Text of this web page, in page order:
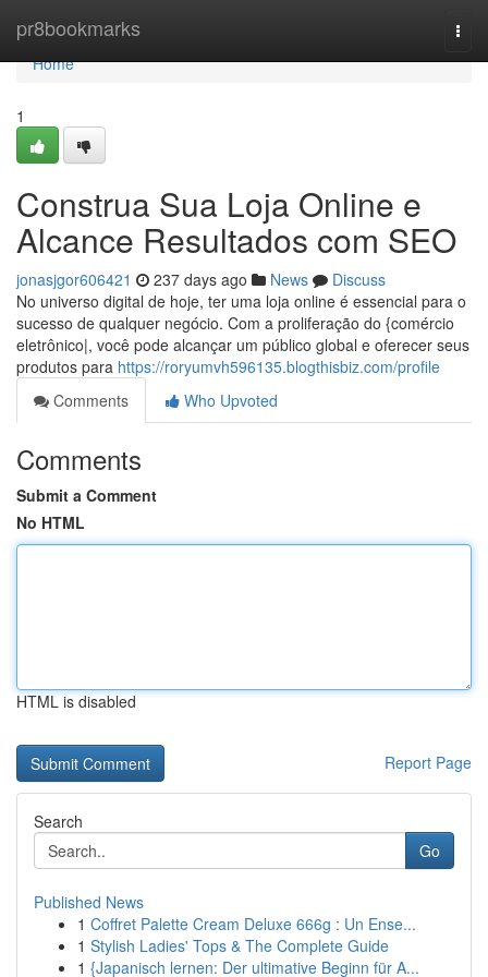
pr8bookmarks
Home
Home
1
Construa Sua Loja Online e
Alcance Resultados com SEO
jonasjgor606421 237 days ago News
Discuss
No universo digital de hoje, ter uma loja online é essencial para o
sucesso de qualquer negócio. Com a proliferação do {comércio
eletrônico|, você pode alcançar um público global e oferecer seus
produtos para https://roryumvh596135.blogthisbiz.com/profile
Comments
Who Upvoted
Comments
Submit a Comment
No HTML
HTML is disabled
Report Page
Search
Go
Published News
1 Coffret Palette Cream Deluxe 666g : Un Ense...
1 Stylish Ladies' Tops & The Complete Guide
1 {Japanisch lernen: Der ultimative Beginn für A...